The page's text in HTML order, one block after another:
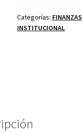
SARDIÑAS
Y
Categorías: FINANZAS
INSTITUCIONAL